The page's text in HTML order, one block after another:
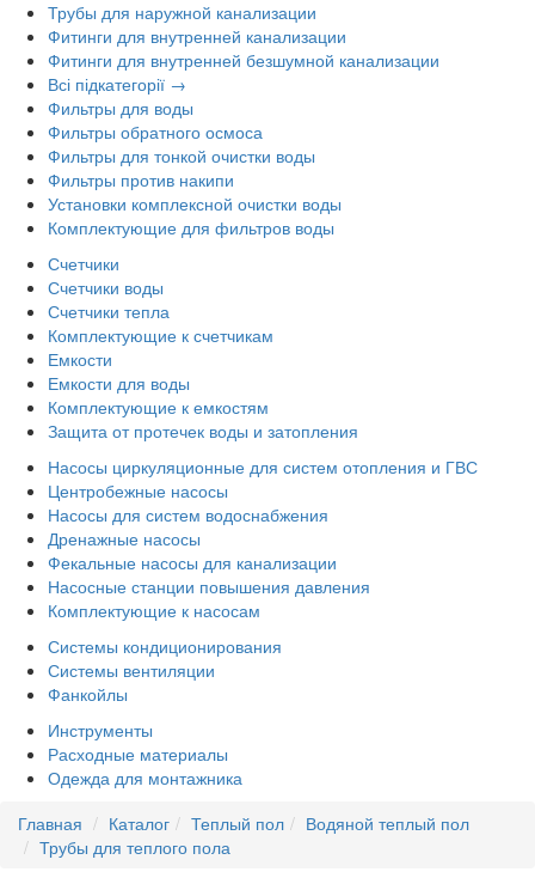
Трубы для наружной канализации
Фитинги для внутренней канализации
Фитинги для внутренней безшумной канализации
Всі підкатегорії →
Фильтры для воды
Фильтры обратного осмоса
Фильтры для тонкой очистки воды
Фильтры против накипи
Установки комплексной очистки воды
Комплектующие для фильтров воды
Счетчики
Счетчики воды
Счетчики тепла
Комплектующие к счетчикам
Емкости
Емкости для воды
Комплектующие к емкостям
Защита от протечек воды и затопления
Насосы циркуляционные для систем отопления и ГВС
Центробежные насосы
Насосы для систем водоснабжения
Дренажные насосы
Фекальные насосы для канализации
Насосные станции повышения давления
Комплектующие к насосам
Системы кондиционирования
Системы вентиляции
Фанкойлы
Инструменты
Расходные материалы
Одежда для монтажника
Главная
Каталог Теплый пол
Водяной теплый пол
Трубы для теплого пола